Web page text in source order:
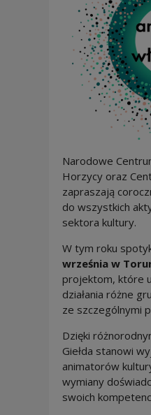
Narodowe
Horzycy oraz
zapraszają
do wszystkich
sektora kultury.
W tym roku
września w
projektom, które
działania różne
ze szczególnymi
Dzięki
Giełda stanowi
animatorów
wymiany
swoich